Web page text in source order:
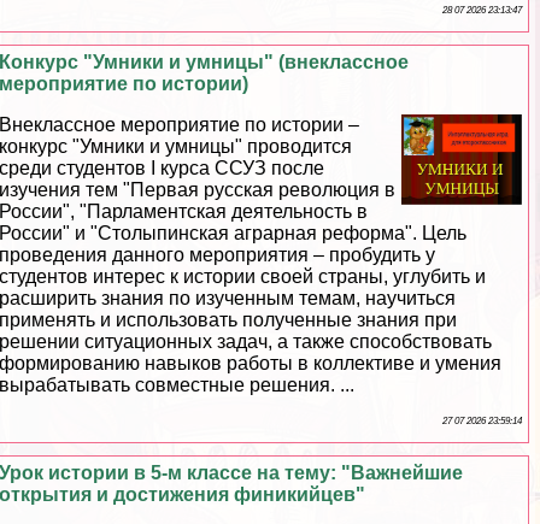
28 07 2026 23:13:47
Конкурс "Умники и умницы" (внеклассное
мероприятие по истории)
Внеклассное мероприятие по истории –
конкурс "Умники и умницы" проводится
среди студентов I курса ССУЗ после
изучения тем "Первая русская революция в
России", "Парламентская деятельность в
России" и "Столыпинская аграрная реформа". Цель
проведения данного мероприятия – пробудить у
студентов интерес к истории своей страны, углубить и
расширить знания по изученным темам, научиться
применять и использовать полученные знания при
решении ситуационных задач, а также способствовать
формированию навыков работы в коллективе и умения
выpaбатывать совместные решения. ...
27 07 2026 23:59:14
Урок истории в 5-м классе на тему: "Важнейшие
открытия и достижения финикийцев"